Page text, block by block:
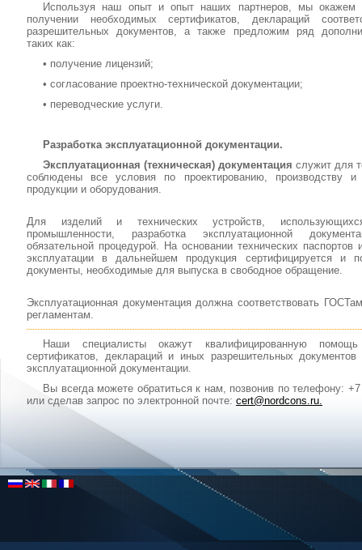
Используя наш опыт и опыт наших партнеров, мы
получении необходимых сертификатов, деклараций
разрешительных документов, а также предложим ряд
таких как:
• получение лицензий;
• согласование проектно-технической документации;
• переводческие услуги.
Разработка эксплуатационной документации.
Эксплуатационная (техническая) документация служит для
соблюдены все условия по проектированию, производству и
продукции и оборудования.
Для изделий и технических устройств,
промышленности, разработка эксплуатационной
обязательной процедурой. На основании технических паспортов
эксплуатации в дальнейшем продукция сертифицируется и
документы, необходимые для выпуска в свободное обращение.
Эксплуатационная документация должна соответствовать
регламентам.
Наши специалисты окажут квалифицированную
сертификатов, деклараций и иных разрешительных документов
эксплуатационной документации.
Вы всегда можете обратиться к нам, позвонив по телефону:
или сделав запрос по электронной почте: cert@nordcons.ru.